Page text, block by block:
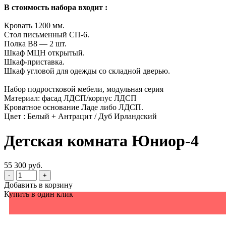
В стоимость набора входит :
Кровать 1200 мм.
Стол письменный СП-6.
Полка В8 — 2 шт.
Шкаф МЦН открытый.
Шкаф-приставка.
Шкаф угловой для одежды со складной дверью.
Набор подростковой мебели, модульная серия
Материал: фасад ЛДСП/корпус ЛДСП
Кроватное основание Ладе либо ЛДСП.
Цвет : Белый + Антрацит / Дуб Ирландский
Детская комната Юниор-4
55 300 руб.
- +
Добавить в корзину
Купить в один клик